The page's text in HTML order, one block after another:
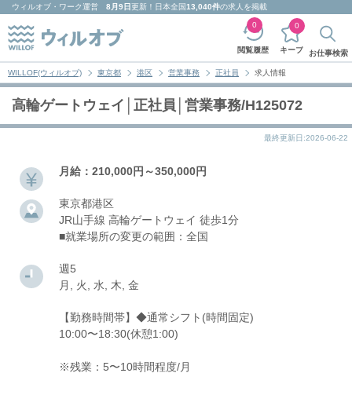
ウィルオブ・ワーク運営 8月9日更新！日本全国13,040件の求人を掲載
閲覧履歴
0
キープ
0
お仕事検索
WILLOF(ウィルオブ) 東京都 港区 営業事務 正社員 求人情報
高輪ゲートウェイ│正社員│営業事務/H125072
最終更新日:2026-06-22
月給：210,000円～350,000円
東京都港区
JR山手線 高輪ゲートウェイ 徒歩1分
■就業場所の変更の範囲：全国
週5
月, 火, 水, 木, 金
【勤務時間帯】◆通常シフト(時間固定)
10:00〜18:30(休憩1:00)
※残業：5〜10時間程度/月